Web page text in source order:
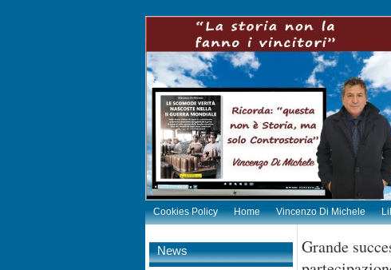
Cookies Policy Home Vincenzo Di Michele
News
Grande